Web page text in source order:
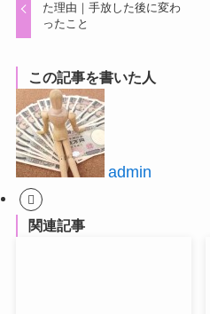
た理由｜手放した後に変わ
ったこと
この記事を書いた人
admin
関連記事